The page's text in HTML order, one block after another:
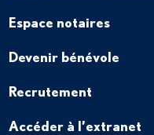
Espace notaires
Devenir bénévole
Recrutement
Accéder à l’extranet